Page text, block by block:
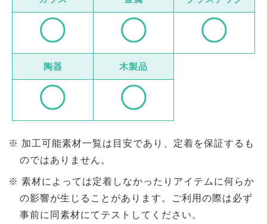
陶器 木製品
加工可能素材一覧は目安であり、定着を保証するも
のではありません。
素材によっては定着しなかったりアイテムに何らか
の影響が生じることがあります。ご利用の際は必ず
事前に同素材にてテストしてください。